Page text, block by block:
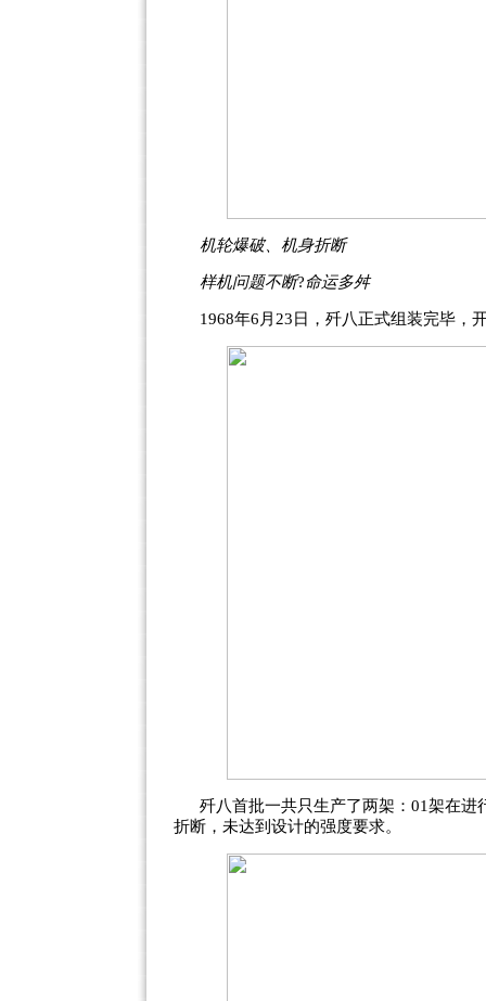
机轮爆破、机身折断
样机问题不断?命运多舛
1968年6月23日，歼八正式组装完毕，
歼八首批一共只生产了两架：01架在
折断，未达到设计的强度要求。